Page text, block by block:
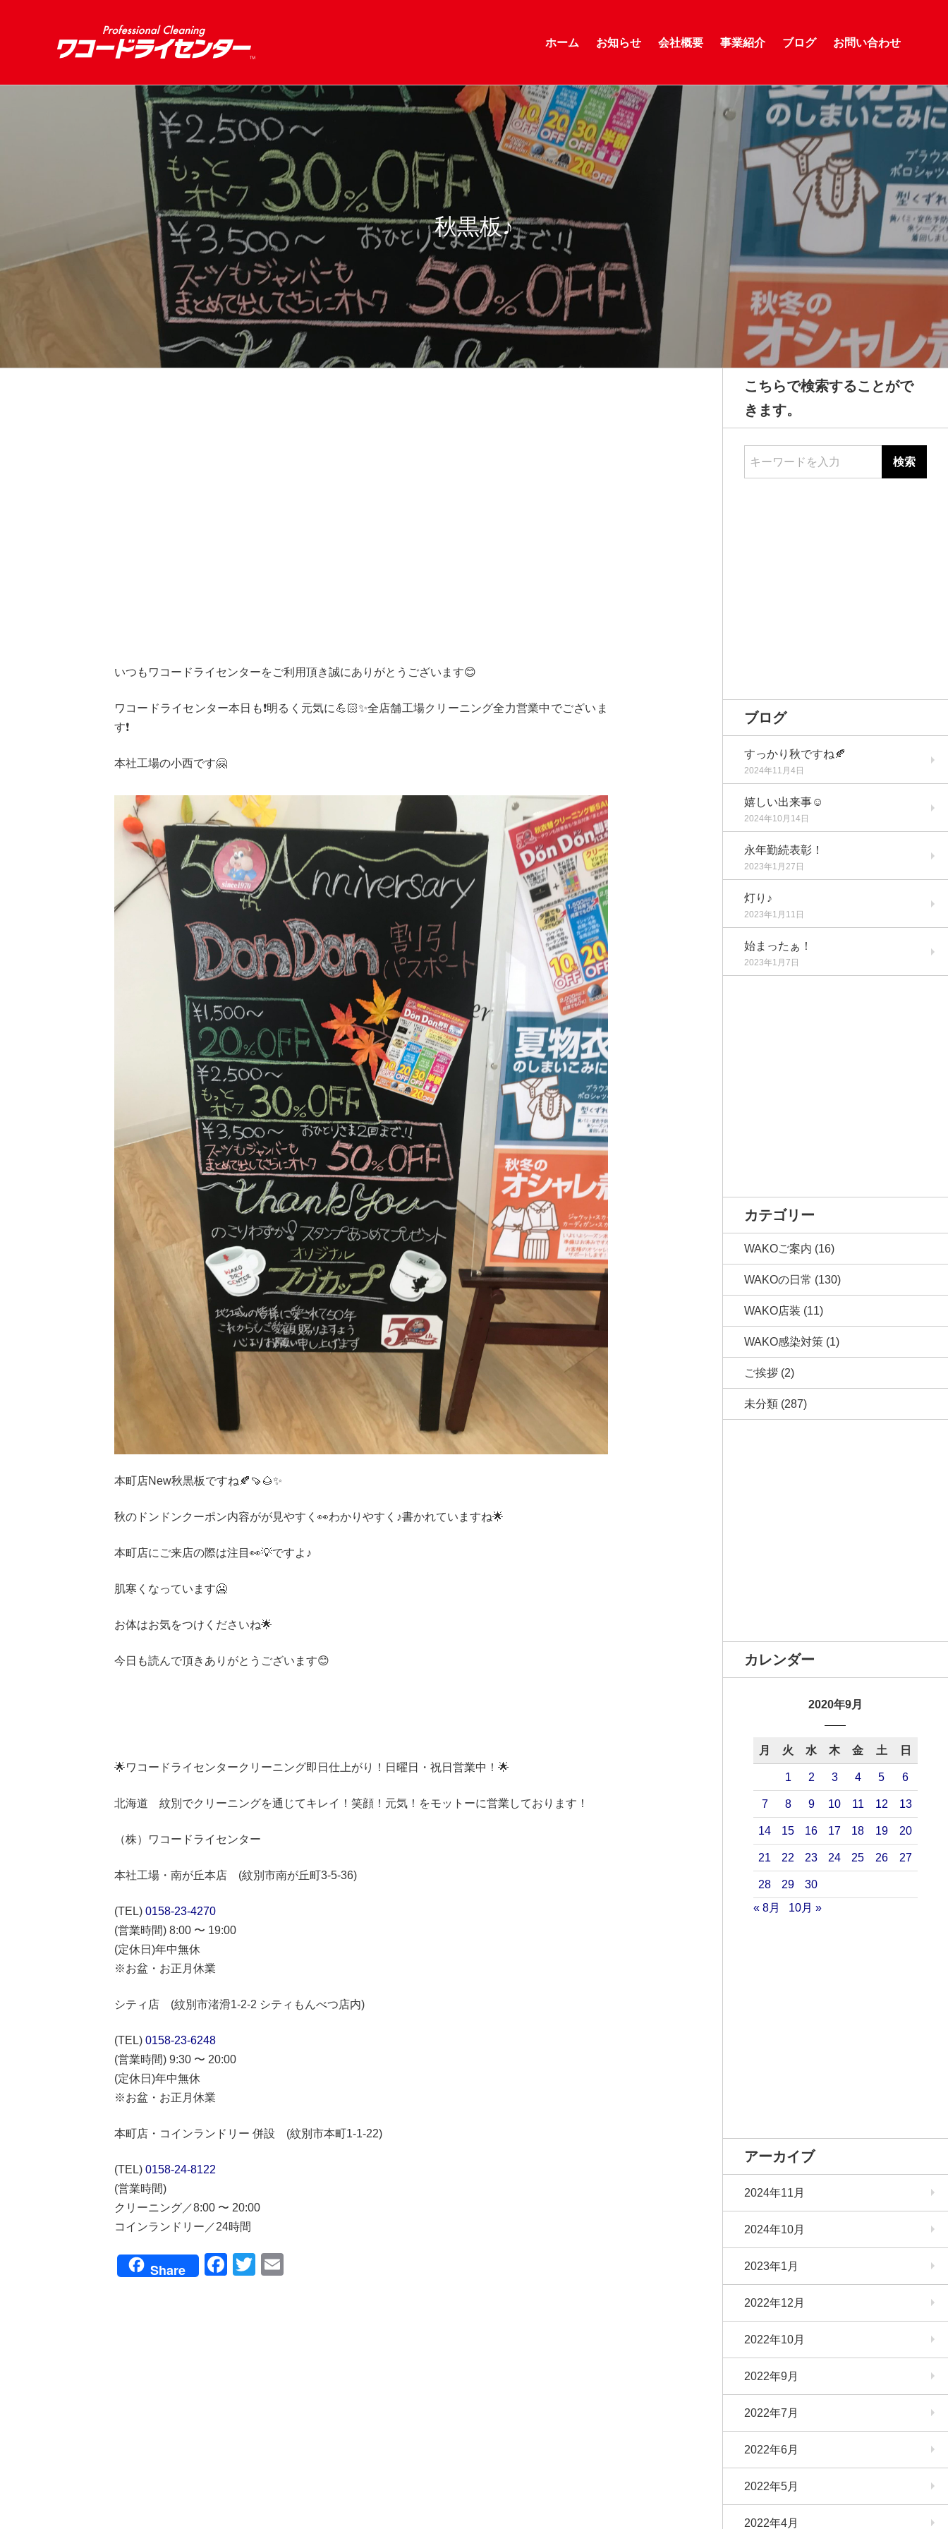
ホーム お知らせ 会社概要 事業紹介 ブログ お問い合わせ
秋黒板♪
いつもワコードライセンターをご利用頂き誠にありがとうございます😊
ワコードライセンター本日も❗️明るく元気に💪🏻✨全店舗工場クリーニング全力営業中でございま
す❗️
本社工場の小西です🤗
本町店New秋黒板ですね🍂🍠🌰✨
秋のドンドンクーポン内容がが見やすく👀わかりやすく♪書かれていますね🌟
本町店にご来店の際は注目👀💡ですよ♪
肌寒くなっています🥶
お体はお気をつけくださいね🌟
今日も読んで頂きありがとうございます😊
🌟ワコードライセンタークリーニング即日仕上がり！日曜日・祝日営業中！🌟
北海道 紋別でクリーニングを通じてキレイ！笑顔！元気！をモットーに営業しております！
（株）ワコードライセンター
本社工場・南が丘本店 (紋別市南が丘町3-5-36)
(TEL) 0158-23-4270
(営業時間) 8:00 〜 19:00
(定休日)年中無休
※お盆・お正月休業
シティ店 (紋別市渚滑1-2-2 シティもんべつ店内)
(TEL) 0158-23-6248
(営業時間) 9:30 〜 20:00
(定休日)年中無休
※お盆・お正月休業
本町店・コインランドリー 併設 (紋別市本町1-1-22)
(TEL) 0158-24-8122
(営業時間)
クリーニング／8:00 〜 20:00
コインランドリー／24時間
Share Facebook
Twitter
こちらで検索することがで
きます。
キーワードを入力
ブログ
すっかり秋ですね🍂
2024年11月4日
嬉しい出来事☺️
2024年10月14日
永年勤続表彰！
2023年1月27日
灯り♪
2023年1月11日
始まったぁ！
2023年1月7日
カテゴリー
WAKOご案内 (16)
WAKOの日常 (130)
WAKO店装 (11)
WAKO感染対策 (1)
ご挨拶 (2)
未分類 (287)
カレンダー
2020年9月
月 火 水 木 金 土 日
1 2 3 4 5 6
7 8 9 10 11 12 13
14 15 16 17 18 19 20
21 22 23 24 25 26 27
28 29
30
« 8月
10月 »
アーカイブ
2024年11月
2024年10月
2023年1月
2022年12月
2022年10月
2022年9月
2022年7月
2022年6月
2022年5月
2022年4月